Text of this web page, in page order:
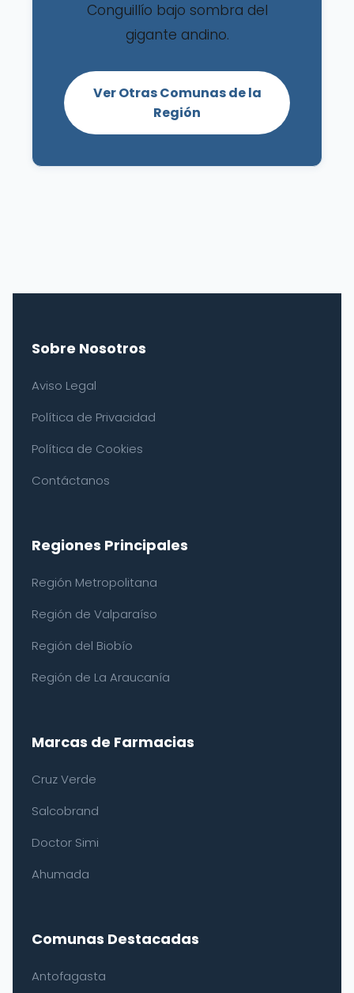
Conguillío bajo sombra del
gigante andino.
Ver Otras Comunas de la
Región
Sobre Nosotros
Aviso Legal
Política de Privacidad
Política de Cookies
Contáctanos
Regiones Principales
Región Metropolitana
Región de Valparaíso
Región del Biobío
Región de La Araucanía
Marcas de Farmacias
Cruz Verde
Salcobrand
Doctor Simi
Ahumada
Comunas Destacadas
Antofagasta